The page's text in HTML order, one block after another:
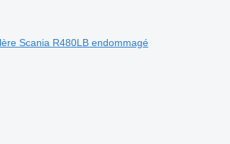
Scania R480LB endommagé